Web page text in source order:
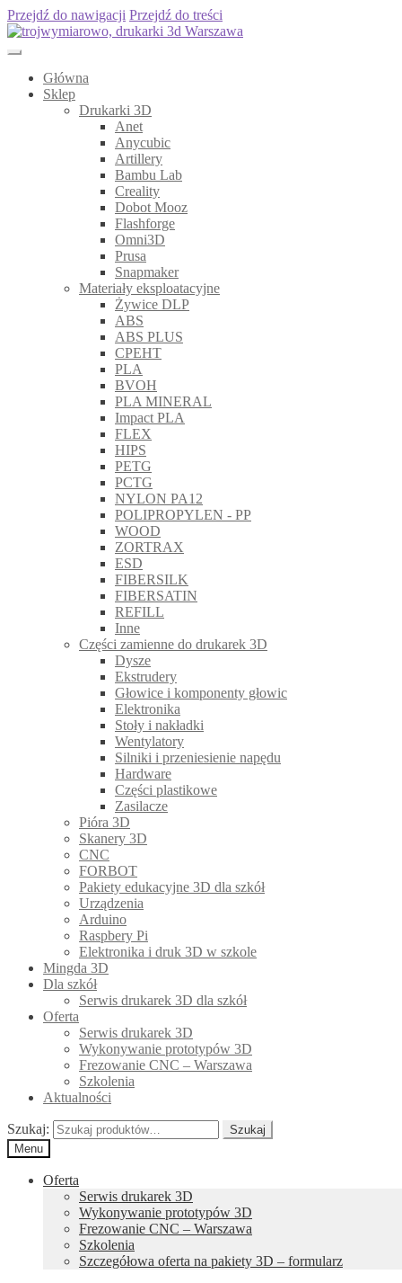
Przejdź do nawigacji Przejdź do treści
Główna
Sklep
Drukarki 3D
Anet
Anycubic
Artillery
Bambu Lab
Creality
Dobot Mooz
Flashforge
Omni3D
Prusa
Snapmaker
Materiały eksploatacyjne
Żywice DLP
ABS
ABS PLUS
CPEHT
PLA
BVOH
PLA MINERAL
Impact PLA
FLEX
HIPS
PETG
PCTG
NYLON PA12
POLIPROPYLEN - PP
WOOD
ZORTRAX
ESD
FIBERSILK
FIBERSATIN
REFILL
Inne
Części zamienne do drukarek 3D
Dysze
Ekstrudery
Głowice i komponenty głowic
Elektronika
Stoły i nakładki
Wentylatory
Silniki i przeniesienie napędu
Hardware
Części plastikowe
Zasilacze
Pióra 3D
Skanery 3D
CNC
FORBOT
Pakiety edukacyjne 3D dla szkół
Urządzenia
Arduino
Raspbery Pi
Elektronika i druk 3D w szkole
Mingda 3D
Dla szkół
Serwis drukarek 3D dla szkół
Oferta
Serwis drukarek 3D
Wykonywanie prototypów 3D
Frezowanie CNC – Warszawa
Szkolenia
Aktualności
Szukaj:
Szukaj
Menu
Oferta
Serwis drukarek 3D
Wykonywanie prototypów 3D
Frezowanie CNC – Warszawa
Szkolenia
Szczegółowa oferta na pakiety 3D – formularz